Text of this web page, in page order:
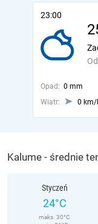
23:00
Opad: 0 mm
Wiatr:
0 km/
Kalume - średnie
Styczeń
24°C
maks. 30°C